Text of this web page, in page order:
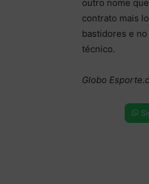
outro nome
contrato mais
bastidores e
técnico.
Globo